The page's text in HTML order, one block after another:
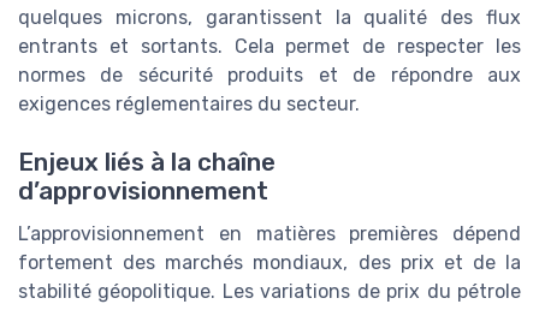
quelques microns, garantissent la qualité des flux
entrants et sortants. Cela permet de respecter les
normes de sécurité produits et de répondre aux
exigences réglementaires du secteur.
Enjeux liés à la chaîne
d’approvisionnement
L’approvisionnement en matières premières dépend
fortement des marchés mondiaux, des prix et de la
stabilité géopolitique. Les variations de prix du pétrole